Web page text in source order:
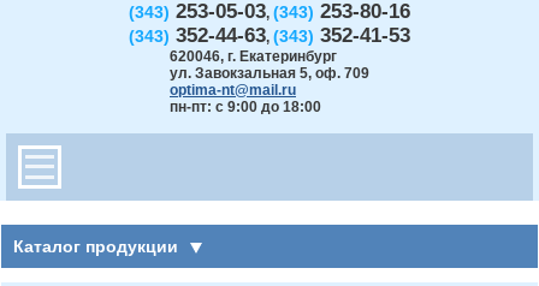
(343) 253-05-03, (343) 253-80-16
(343) 352-44-63, (343) 352-41-53
620046, г. Екатеринбург
ул. Завокзальная 5, оф. 709
optima-nt@mail.ru
пн-пт: с 9:00 до 18:00
Каталог продукции